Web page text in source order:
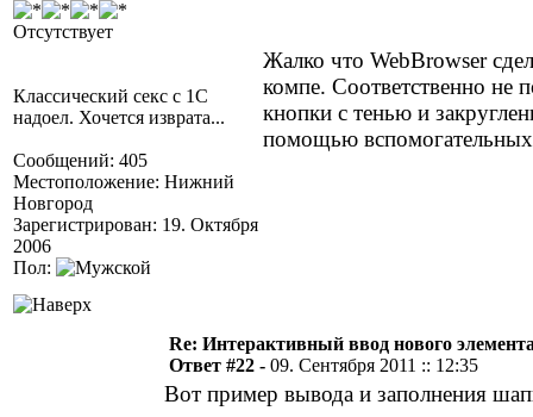
Отсутствует
Классический секс с 1С
надоел. Хочется изврата...
Сообщений: 405
Местоположение: Нижний
Новгород
Зарегистрирован: 19. Октября
2006
Пол:
Жалко что WebBrowser
компе. Соответственно не
кнопки с тенью и
помощью
Re: Интерактивный ввод нового
Ответ #22 - 09. Сентября 2011 :: 12:35
Вот пример вывода и заполнения